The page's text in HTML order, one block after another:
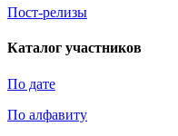
Пост-релизы
Каталог участников
По дате
По алфавиту